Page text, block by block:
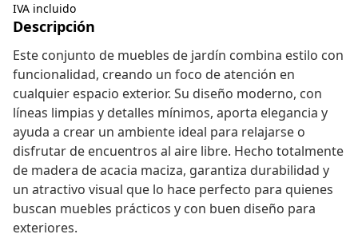
IVA incluido
Descripción
Este conjunto de muebles de jardín combina estilo con
funcionalidad, creando un foco de atención en
cualquier espacio exterior. Su diseño moderno, con
líneas limpias y detalles mínimos, aporta elegancia y
ayuda a crear un ambiente ideal para relajarse o
disfrutar de encuentros al aire libre. Hecho totalmente
de madera de acacia maciza, garantiza durabilidad y
un atractivo visual que lo hace perfecto para quienes
buscan muebles prácticos y con buen diseño para
exteriores.